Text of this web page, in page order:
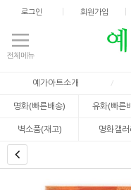
로그인 회원가입
전체메뉴
예가아트소개
명화(빠른배송)
유화(빠른
벽소품(재고)
명화갤